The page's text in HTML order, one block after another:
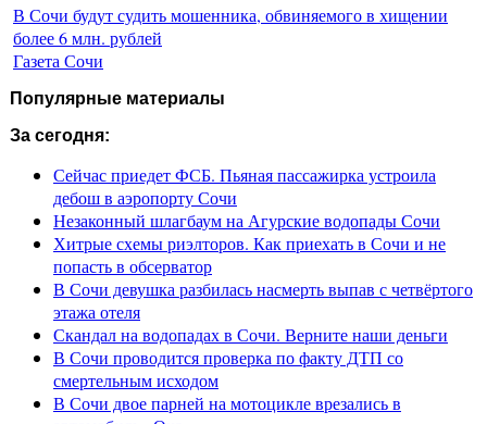
В Сочи будут судить мошенника, обвиняемого в хищении
более 6 млн. рублей
Газета Сочи
Популярные материалы
За сегодня:
Сейчас приедет ФСБ. Пьяная пассажирка устроила
дебош в аэропорту Сочи
Незаконный шлагбаум на Агурские водопады Сочи
Хитрые схемы риэлторов. Как приехать в Сочи и не
попасть в обсерватор
В Сочи девушка разбилась насмерть выпав с четвёртого
этажа отеля
Скандал на водопадах в Сочи. Верните наши деньги
В Сочи проводится проверка по факту ДТП со
смертельным исходом
В Сочи двое парней на мотоцикле врезались в